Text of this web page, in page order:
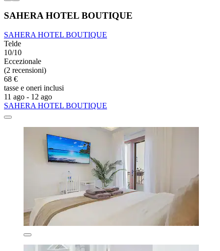
SAHERA HOTEL BOUTIQUE
SAHERA HOTEL BOUTIQUE
Telde
10/10
Eccezionale
(2 recensioni)
68 €
tasse e oneri inclusi
11 ago - 12 ago
SAHERA HOTEL BOUTIQUE